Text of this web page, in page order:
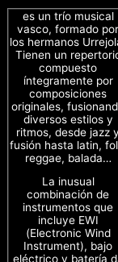
es un trío musical
vasco, formado por
los hermanos
Tienen un
compuesto
íntegramente por
composiciones
originales,
diversos estilos y
ritmos, desde jazz
fusión hasta latin,
reggae, balada…
La inusual
combinación de
instrumentos que
incluye EWI
(Electronic Wind
Instrument), bajo
eléctrico y batería